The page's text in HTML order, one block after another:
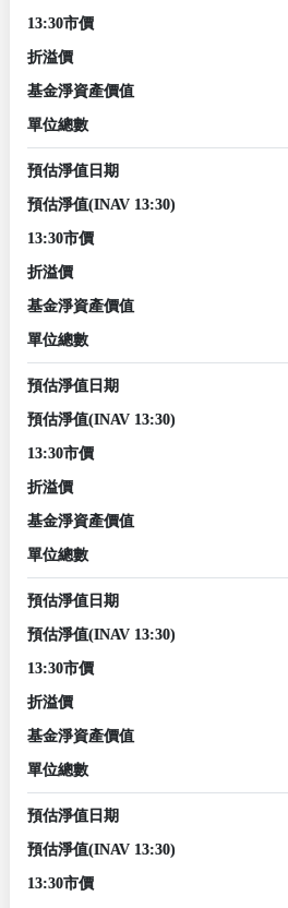
13:30市價
折溢價
基金淨資產價值
單位總數
預估淨值日期
預估淨值(INAV 13:30)
13:30市價
折溢價
基金淨資產價值
單位總數
預估淨值日期
預估淨值(INAV 13:30)
13:30市價
折溢價
基金淨資產價值
單位總數
預估淨值日期
預估淨值(INAV 13:30)
13:30市價
折溢價
基金淨資產價值
單位總數
預估淨值日期
預估淨值(INAV 13:30)
13:30市價